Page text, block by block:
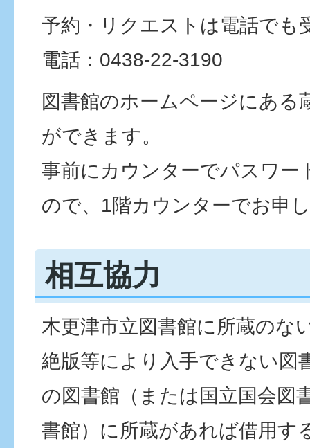
予約・リクエストは電話でも
電話：0438-22-3190
図書館のホームページにある
ができます。
事前にカウンターでパスワー
ので、1階カウンターでお申
相互協力
木更津市立図書館に所蔵のな
絶版等により入手できない図
の図書館（または国立国会図
書館）に所蔵があれば借用す